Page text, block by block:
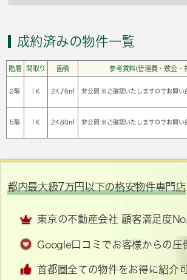
成約済みの物件一覧
階層 間取り 面積 参考賃料(管理費・敷金・
2階 1Ｋ 24.76㎡ 非公開 ※ご確認いたしますのでお問い
5階 1Ｋ 24.80㎡ 非公開 ※ご確認いたしますのでお問い
都内最大級7万円以下の格安物件専門店
東京の不動産会社 顧客満足度
Google口コミでお客様からの圧
首都圏全ての物件をお得に紹介